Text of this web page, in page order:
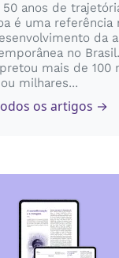
50 anos de
é uma referência
da
no
mais de 100
milhares...
os artigos →